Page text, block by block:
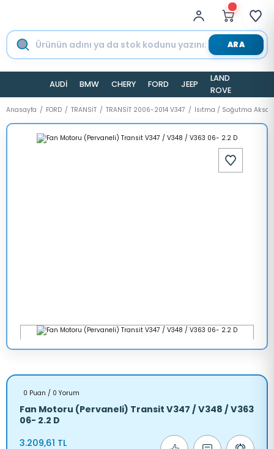
ARA
AUDİ BMW CHERY FORD JEEP
LAND
ROVER
Anasayfa FORD TRANSİT TRANSİT 2006-2014 V347 Isıtma / Soğutma
0 Puan / 0 Yorum
Fan Motoru (Pervaneli) Transit V347 / V348 / V363
06- 2.2 D
3.209,61 TL